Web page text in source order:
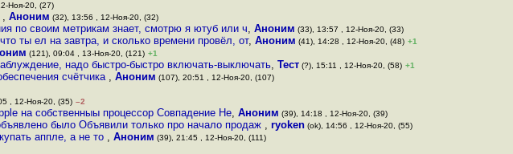
Ноя-20, (27)
, Аноним (32), 13:56 , 12-Ноя-20, (32)
по своим метрикам знает, смотрю я ютуб или ч, Аноним (33), 13:57 , 12-Ноя-20, (33)
ты ел на завтра, и сколько времени провёл, от, Аноним (41), 14:28 , 12-Ноя-20, (48) +1
(121), 09:04 , 13-Ноя-20, (121) +1
надо быстро-быстро включать-выключать, Тест (?), 15:11 , 12-Ноя-20, (58) +1
счётчика , Аноним (107), 20:51 , 12-Ноя-20, (107)
, 12-Ноя-20, (35) –2
на собственныы процессор Совпадение Не, Аноним (39), 14:18 , 12-Ноя-20, (39)
было Объявили только про начало продаж , ryoken (ok), 14:56 , 12-Ноя-20, (55)
аппле, а не то , Аноним (39), 21:45 , 12-Ноя-20, (111)